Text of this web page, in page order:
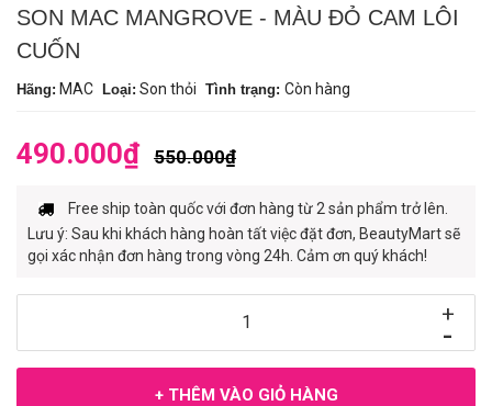
SON MAC MANGROVE - MÀU ĐỎ CAM LÔI
CUỐN
Hãng: MAC Loại: Son thỏi Tình trạng: Còn hàng
490.000₫ 550.000₫
Free ship toàn quốc với đơn hàng từ 2 sản phẩm trở lên.
Lưu ý: Sau khi khách hàng hoàn tất việc đặt đơn, BeautyMart sẽ
gọi xác nhận đơn hàng trong vòng 24h. Cảm ơn quý khách!
-
+
+ THÊM VÀO GIỎ HÀNG